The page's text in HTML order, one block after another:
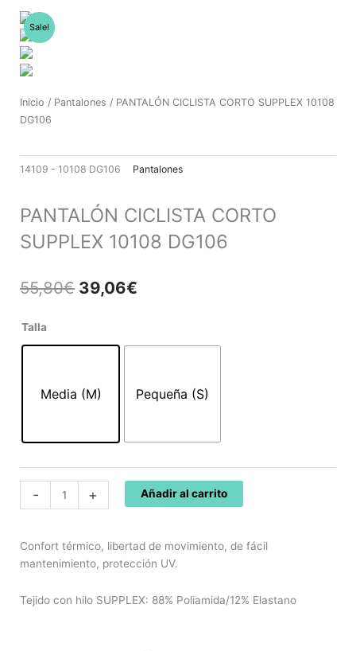
contenido
Sale!
Inicio / Pantalones / PANTALÓN CICLISTA CORTO SUPPLEX 10108
DG106
14109 - 10108 DG106 Pantalones
PANTALÓN CICLISTA CORTO
SUPPLEX 10108 DG106
55,80€ El
era:
39,06€
Talla
Media (M) Pequeña (S)
-
PANTALÓN
CICLISTA
10108
+ Añadir al carrito
Confort térmico, libertad de movimiento, de fácil
mantenimiento, protección UV.
Tejido con hilo SUPPLEX: 88% Poliamida/12% Elastano